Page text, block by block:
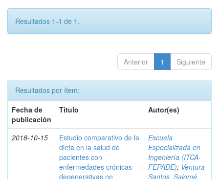
Resultados 1-1 de 1.
Anterior 1 Siguiente
Resultados por ítem:
Fecha de
publicación
Título Autor(es)
2018-10-15
Estudio comparativo de la
dieta en la salud de
pacientes con
enfermedades crónicas
degenerativas no
Escuela
Especializada en
Ingeniería (ITCA-
FEPADE); Ventura
Santos, Salomé